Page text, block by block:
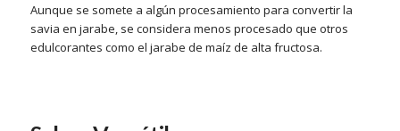
Aunque se somete a algún procesamiento para convertir la
savia en jarabe, se considera menos procesado que otros
edulcorantes como el jarabe de maíz de alta fructosa.